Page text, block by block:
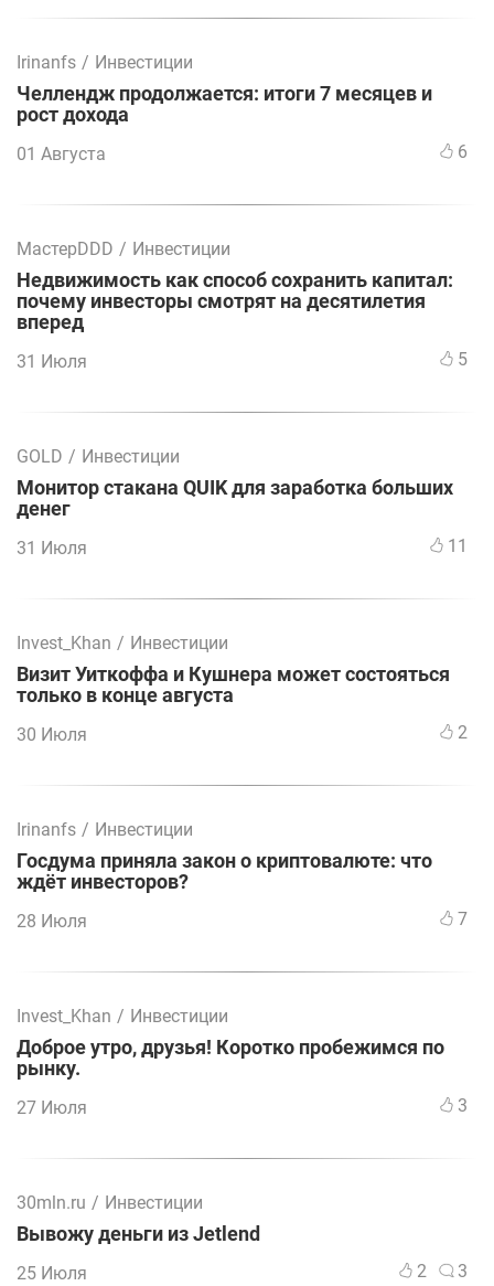
Irinanfs / Инвестиции
Челлендж продолжается: итоги 7 месяцев и
рост дохода
01 Августа 6
МастерDDD / Инвестиции
Недвижимость как способ сохранить капитал:
почему инвесторы смотрят на десятилетия
вперед
31 Июля 5
GOLD / Инвестиции
Монитор стакана QUIK для заработка больших
денег
31 Июля 11
Invest_Khan / Инвестиции
Визит Уиткоффа и Кушнера может состояться
только в конце августа
30 Июля 2
Irinanfs / Инвестиции
Госдума приняла закон о криптовалюте: что
ждёт инвесторов?
28 Июля 7
Invest_Khan / Инвестиции
Доброе утро, друзья! Коротко пробежимся по
рынку.
27 Июля 3
30mln.ru / Инвестиции
Вывожу деньги из Jetlend
25 Июля 2 3